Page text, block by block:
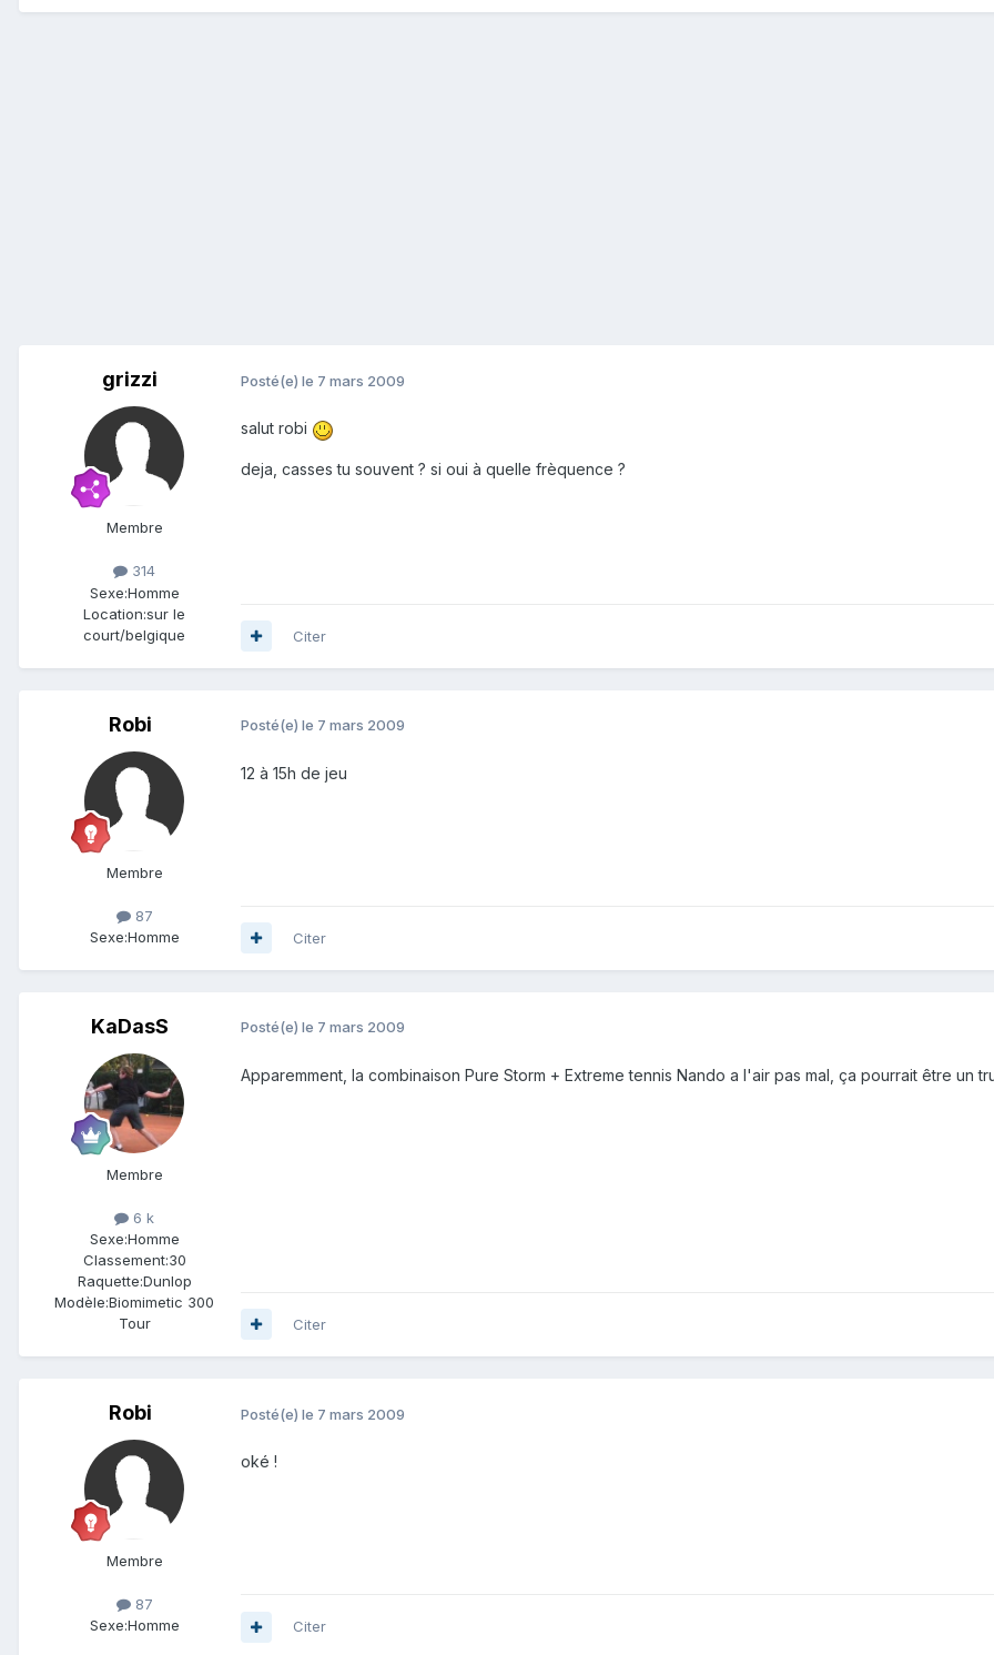
grizzi
Membre
314
Sexe:Homme
Location:sur le
court/belgique
Posté(e) le 7 mars 2009
salut robi
deja, casses tu souvent ? si oui à quelle frèquence ?
Citer
Robi
Membre
87
Sexe:Homme
Posté(e) le 7 mars 2009
12 à 15h de jeu
Citer
KaDasS
Membre
6 k
Sexe:Homme
Classement:30
Raquette:Dunlop
Modèle:Biomimetic 300
Tour
Posté(e) le 7 mars 2009
Apparemment, la combinaison Pure Storm + Extreme tennis Nando a l'air pas mal, ça pourrait être un
Citer
Robi
Membre
87
Sexe:Homme
Posté(e) le 7 mars 2009
oké !
Citer